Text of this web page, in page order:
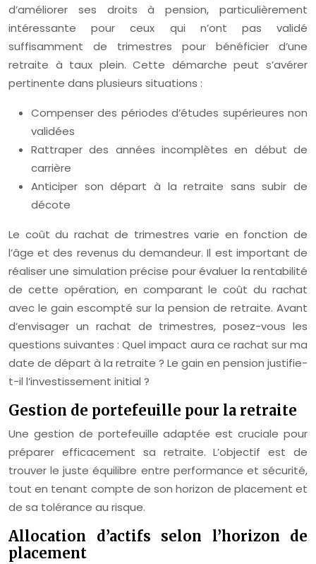
d’améliorer ses droits à pension, particulièrement
intéressante pour ceux qui n’ont pas validé
suffisamment de trimestres pour bénéficier d’une
retraite à taux plein. Cette démarche peut s’avérer
pertinente dans plusieurs situations :
Compenser des périodes d’études supérieures non
validées
Rattraper des années incomplètes en début de
carrière
Anticiper son départ à la retraite sans subir de
décote
Le coût du rachat de trimestres varie en fonction de
l’âge et des revenus du demandeur. Il est important de
réaliser une simulation précise pour évaluer la rentabilité
de cette opération, en comparant le coût du rachat
avec le gain escompté sur la pension de retraite. Avant
d’envisager un rachat de trimestres, posez-vous les
questions suivantes : Quel impact aura ce rachat sur ma
date de départ à la retraite ? Le gain en pension justifie-
t-il l’investissement initial ?
Gestion de portefeuille pour la retraite
Une gestion de portefeuille adaptée est cruciale pour
préparer efficacement sa retraite. L’objectif est de
trouver le juste équilibre entre performance et sécurité,
tout en tenant compte de son horizon de placement et
de sa tolérance au risque.
Allocation d’actifs selon l’horizon de
placement